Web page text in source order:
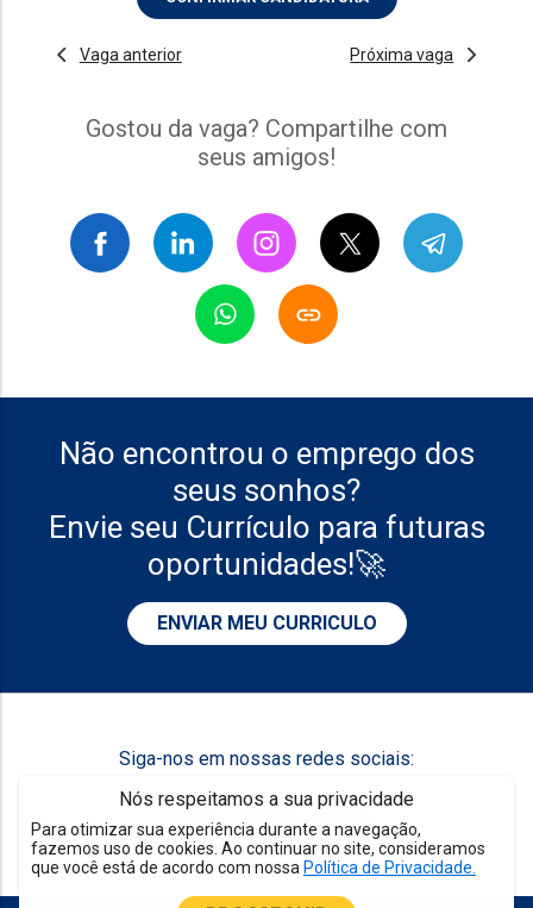
Nós respeitamos a sua privacidade
Para otimizar sua experiência durante a navegação,
fazemos uso de cookies. Ao continuar no site, consideramos
que você está de acordo com nossa Política de Privacidade.
Vaga anterior Próxima vaga
Gostou da vaga? Compartilhe com
seus amigos!
Não encontrou o emprego dos
seus sonhos?
Envie seu Currículo para futuras
oportunidades!🚀
ENVIAR MEU CURRICULO
Siga-nos em nossas redes sociais: